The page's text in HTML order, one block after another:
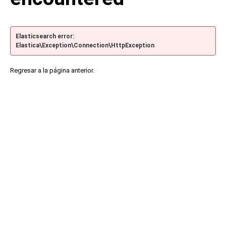
Elasticsearch error:
Elastica\Exception\Connection\HttpException
Regresar a la página anterior.